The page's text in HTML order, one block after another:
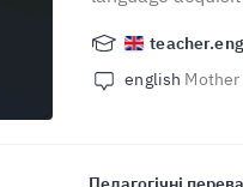
english